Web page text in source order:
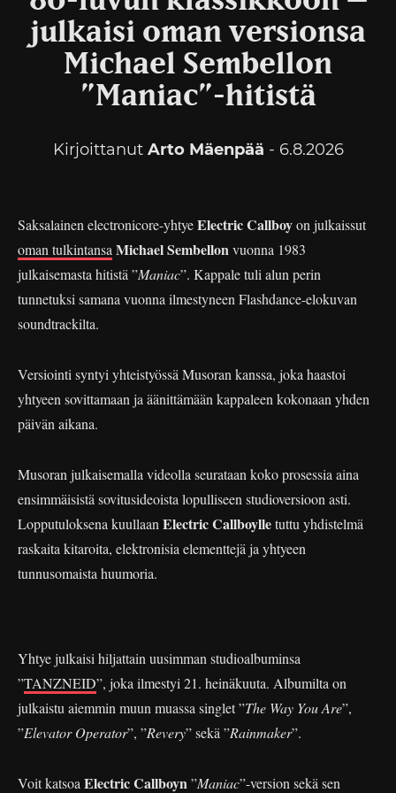
julkaisi oman versionsa
Michael Sembellon
”Maniac”-hitistä
Kirjoittanut Arto Mäenpää - 6.8.2026
Saksalainen electronicore-yhtyeElectric Callboyon julkaissut
oman tulkintansa Michael Sembellon vuonna 1983
julkaisemasta hitistä ”Maniac”. Kappale tuli alun perin
tunnetuksi samana vuonna ilmestyneen Flashdance-elokuvan
soundtrackilta.
Versiointi syntyi yhteistyössä Musoran kanssa, joka haastoi
yhtyeen sovittamaan ja äänittämään kappaleen kokonaan yhden
päivän aikana.
Musoran julkaisemalla videolla seurataan koko prosessia aina
ensimmäisistä sovitusideoista lopulliseen studioversioon asti.
Lopputuloksena kuullaan Electric Callboylletuttu yhdistelmä
raskaita kitaroita, elektronisia elementtejä ja yhtyeen
tunnusomaista huumoria.
Yhtye julkaisi hiljattain uusimman studioalbuminsa
”TANZNEID”, joka ilmestyi 21. heinäkuuta. Albumilta on
julkaistu aiemmin muun muassa singlet ”The Way You Are”,
”Elevator Operator”, ”Revery” sekä ”Rainmaker”.
Voit katsoa Electric Callboyn ”Maniac”-version sekä sen